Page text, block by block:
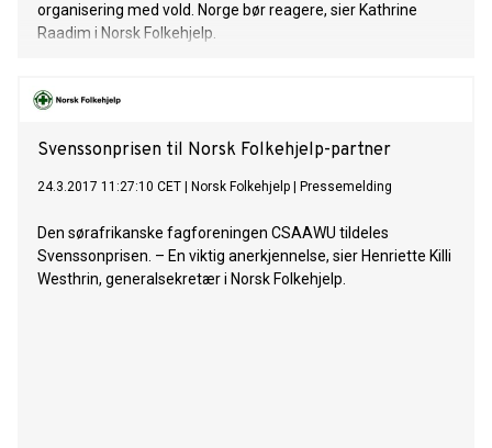
organisering med vold. Norge bør reagere, sier Kathrine
Raadim i Norsk Folkehjelp.
Svenssonprisen til Norsk Folkehjelp-partner
24.3.2017 11:27:10 CET Norsk Folkehjelp Pressemelding
Den sørafrikanske fagforeningen CSAAWU tildeles
Svenssonprisen. – En viktig anerkjennelse, sier Henriette Killi
Westhrin, generalsekretær i Norsk Folkehjelp.